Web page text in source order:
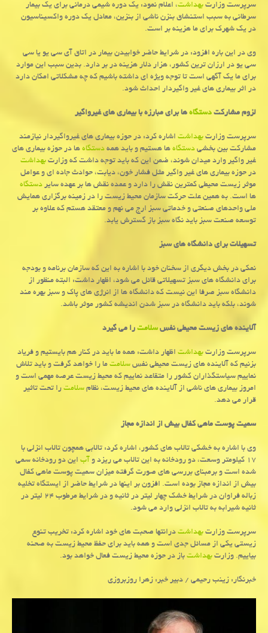
سرپرست وزارتبهداشت، اعلام نمود: یك دوره شیمی درمانی برای یك بیمار
سرطانی به سبب استنشاق بنزن ناشی از بنزین، معادل یك دوره واكسیناسیون
در یك شهرك برای ما هزینه بر است.
وی در این باره افزود: در شرایط حاضر خوابیدن بیمار در اتاق آی سی یو یا سی
سی یو در ارزان ترین كشور، هزار دلار هزینه در بر دارد. بدین سبب این موارد
برای ما یك آگهی است تا توجه ویژه ای داشته باشیم كه چه مشكلاتی امكان دارد
در اثر بیماری های غیر واگیردار احداث شود.
لزوم مشاركتدستگاهها برای مبارزه با بیماری های غیرواگیر
سرپرست وزارتبهداشتاشاره كرد: در حوزه بیماری های غیرواگیردار نیازمند
مشاركت بین بخشیدستگاهها هستیم و باید همهدستگاهها در حوزه بیماری های
غیر واگیر وارد میدان شوند، ضمن این كه باید توجه داشت كه وزارتبهداشت
در حوزه بیماری های غیر واگیر مثل فشار خون، دیابت، حوادث جاده ای و عوامل
موثر زیست محیطی كمترین نقش را دارد و عمده نقش ها بر عهده سایردستگاه
ها است. به همین علت حركت سازمان محیط زیست را در زمینه برگزاری همایش
ملی واحدهای صنعتی و خدماتی سبز ارج می نهم و معتقد هستم كه علاوه بر
توسعه صنعت سبز باید نگاه سبز باز گسترش یابد.
تسهیلات برای دانشگاه های سبز
نمكی در بخش دیگری از سخنان خود با اشاره به این كه سازمان برنامه و بودجه
برای دانشگاه های سبز تسهیلاتی قائل می شود، اظهار داشت: البته منظور از
دانشگاه سبز صرفا این نیست كه دانشگاه ها از انرژی های پاك و سبز بهره مند
شوند، بلكه باید دانشگاه در سبز شدن اندیشه كشور موثر باشد.
آلاینده های زیست محیطی نفسسلامترا می گیرد
سرپرست وزارتبهداشتاظهار داشت: همه ما باید در كنار هم بایستیم و فریاد
بزنیم كه آلاینده های زیست محیطی نفسسلامتما را خواهد گرفت و باید تلاش
نماییم سیاستگذاران كشور را متقاعد نماییم كه محیط زیست عرصه مهمی است و
امروز بیماری های ناشی از آلاینده های محیط زیست، نظامسلامترا تحت تاثیر
قرار می دهد.
سمیت پوست ماهی كفال بیش از اندازه مجاز
وی با اشاره به خشكی تالاب های كشور، اشاره كرد: تالابی همچون تالاب انزلی با
۱۷ كیلومتر وسعت، دو رودخانه به این تالاب می ریزد و
آباین دو رودخانه سمی
شده است و برمبنای بررسی های صورت گرفته میزان سمیت پوست ماهی كفال
بیش از اندازه مجاز بوده است. افزون بر اینها در شرایط حاضر از ایستگاه تخلیه
زباله فراوان در شرایط خشك چهار لیتر در ثانیه و در شرایط مرطوب ۲۴ لیتر در
ثانیه شیرابه به تالاب انزلی وارد می شود.
سرپرست وزارتبهداشتدرانتها صحبت های خود اشاره كرد: تخریب تنوع
زیستی یكی از مسائل جدی است و همه باید برای حفظ محیط زیست به صحنه
بیاییم. وزارتبهداشتباز در حوزه محیط زیست فعال خواهد بود.
خبرنگار: زینب رحیمی / دبیر خبر: زهرا روزبروزی